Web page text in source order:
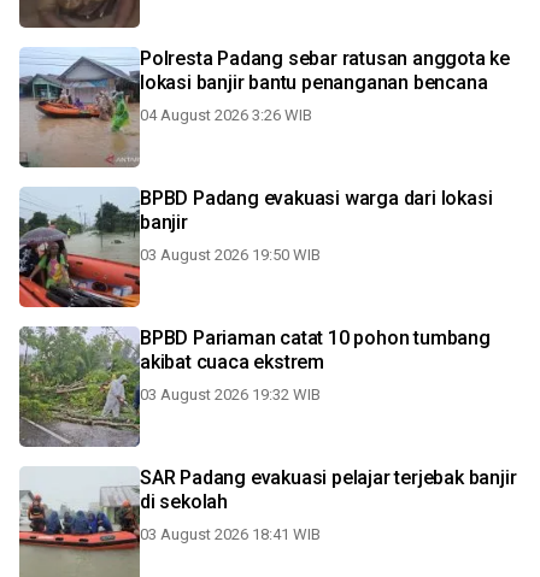
Polresta Padang sebar ratusan anggota ke
lokasi banjir bantu penanganan bencana
04 August 2026 3:26 WIB
BPBD Padang evakuasi warga dari lokasi
banjir
03 August 2026 19:50 WIB
BPBD Pariaman catat 10 pohon tumbang
akibat cuaca ekstrem
03 August 2026 19:32 WIB
SAR Padang evakuasi pelajar terjebak banjir
di sekolah
03 August 2026 18:41 WIB